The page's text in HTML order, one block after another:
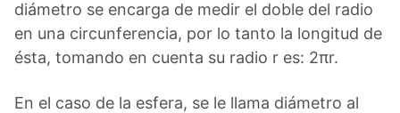
diámetro se encarga de medir el doble del radio
en una circunferencia, por lo tanto la longitud de
ésta, tomando en cuenta su radio r es: 2πr.
En el caso de la esfera, se le llama diámetro al